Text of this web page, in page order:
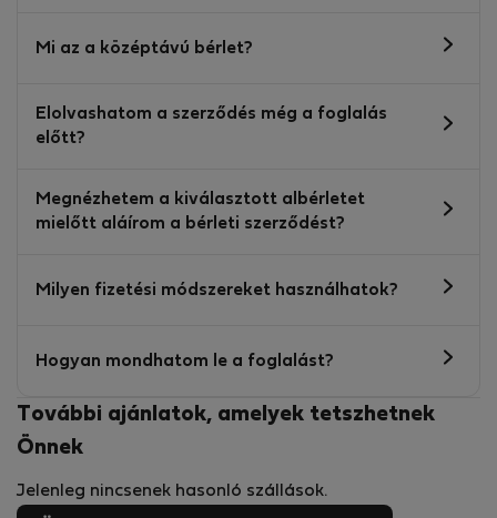
Mi az a középtávú bérlet?
Elolvashatom a szerződés még a foglalás
előtt?
Megnézhetem a kiválasztott albérletet
mielőtt aláírom a bérleti szerződést?
Milyen fizetési módszereket használhatok?
Hogyan mondhatom le a foglalást?
További ajánlatok, amelyek tetszhetnek
Önnek
Jelenleg nincsenek hasonló szállások.